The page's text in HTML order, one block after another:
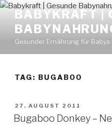
Skip
content
BABYKRAFT |
Gesunder Ernährung für Babys
TAG: BUGABOO
POSTED
ON
27. AUGUST 2011
Bugaboo Donkey –